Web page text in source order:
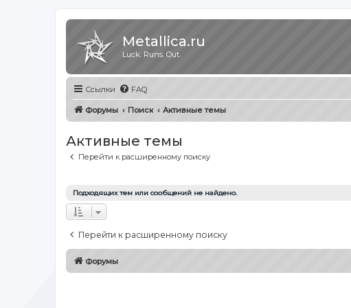
Metallica.ru
Luck. Runs. Out.
Ссылки FAQ
Форумы Поиск Активные темы
Активные темы
Перейти к расширенному поиску
Подходящих тем или сообщений не найдено.
Перейти к расширенному поиску
Форумы